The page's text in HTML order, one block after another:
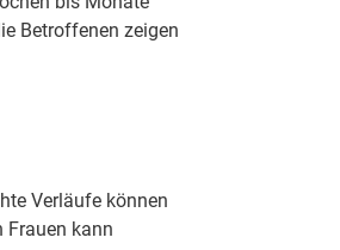
Betroffenen zeigen
Verläufe können
Frauen kann